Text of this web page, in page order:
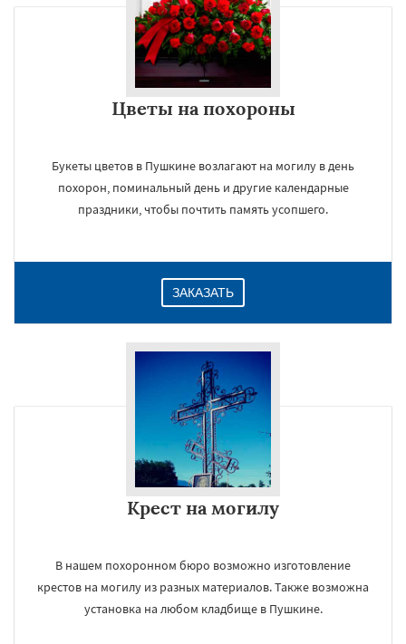
Цветы на похороны
Букеты цветов в Пушкине возлагают на могилу в день
похорон, поминальный день и другие календарные
праздники, чтобы почтить память усопшего.
ЗАКАЗАТЬ
Крест на могилу
В нашем похоронном бюро возможно изготовление
крестов на могилу из разных материалов. Также возможна
установка на любом кладбище в Пушкине.